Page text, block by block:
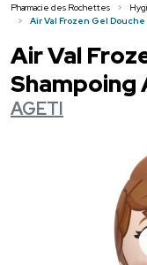
Pharmacie des Rochettes
Air Val Frozen Gel
Air Val
Shampoing
AGETI